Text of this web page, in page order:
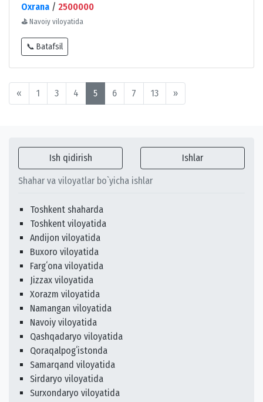
Oxrana / 2500000
⛳ Navoiy viloyatida
📞 Batafsil
« 1 3 4 5 6 7 13 »
Ish qidirish Ishlar
Shahar va viloyatlar bo`yicha ishlar
Toshkent shaharda
Toshkent viloyatida
Andijon viloyatida
Buxoro viloyatida
Fargʻona viloyatida
Jizzax viloyatida
Xorazm viloyatida
Namangan viloyatida
Navoiy viloyatida
Qashqadaryo viloyatida
Qoraqalpogʻistonda
Samarqand viloyatida
Sirdaryo viloyatida
Surxondaryo viloyatida